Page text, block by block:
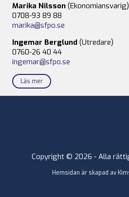
Marika Nilsson (Ekonomiansvarig)
0708-93 89 88
marika@sfpo.se
Ingemar Berglund (Utredare)
0760-26 40 44
ingemar@sfpo.se
Läs mer
Copyright © 2026 - Alla
Hemsidan är skapad av